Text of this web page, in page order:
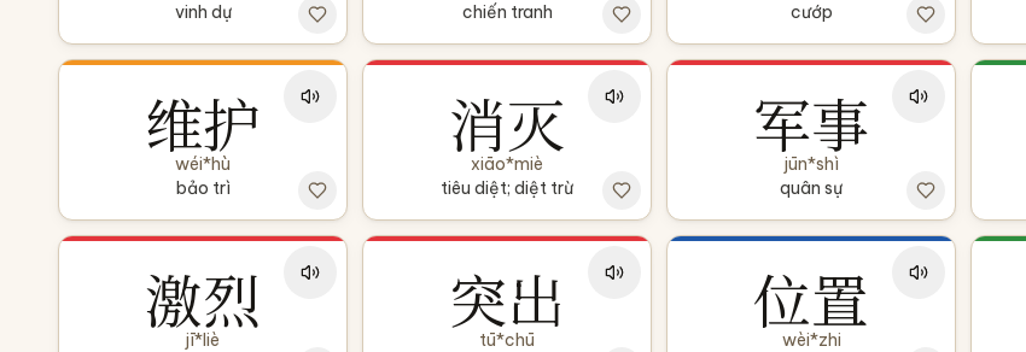
vinh dự
chiến tranh
cướp
维护
wéi*hù
bảo trì
消灭
xiāo*miè
tiêu diệt; diệt trừ
军事
jūn*shì
quân sự
激烈
jī*liè
突出
tū*chū
位置
wèi*zhi